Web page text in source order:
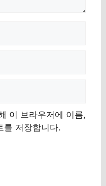
이 브라우저에 이름,
를 저장합니다.